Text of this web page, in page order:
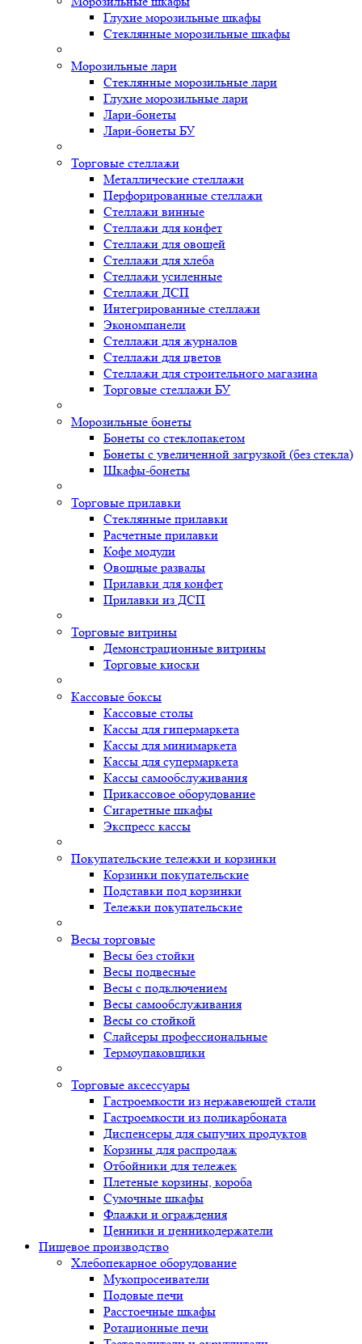
Глухие морозильные шкафы
Стеклянные морозильные шкафы
Морозильные лари
Стеклянные морозильные лари
Глухие морозильные лари
Лари-бонеты
Лари-бонеты БУ
Торговые стеллажи
Металлические стеллажи
Перфорированные стеллажи
Стеллажи винные
Стеллажи для конфет
Стеллажи для овощей
Стеллажи для хлеба
Стеллажи усиленные
Стеллажи ДСП
Интегрированные стеллажи
Экономпанели
Стеллажи для журналов
Стеллажи для цветов
Стеллажи для строительного магазина
Торговые стеллажи БУ
Морозильные бонеты
Бонеты со стеклопакетом
Бонеты с увеличенной загрузкой (без стекла)
Шкафы-бонеты
Торговые прилавки
Стеклянные прилавки
Расчетные прилавки
Кофе модули
Овощные развалы
Прилавки для конфет
Прилавки из ДСП
Торговые витрины
Демонстрационные витрины
Торговые киоски
Кассовые боксы
Кассовые столы
Кассы для гипермаркета
Кассы для минимаркета
Кассы для супермаркета
Кассы самообслуживания
Прикассовое оборудование
Сигаретные шкафы
Экспресс кассы
Покупательские тележки и корзинки
Корзинки покупательские
Подставки под корзинки
Тележки покупательские
Весы торговые
Весы без стойки
Весы подвесные
Весы с подключением
Весы самообслуживания
Весы со стойкой
Слайсеры профессиональные
Термоупаковщики
Торговые аксессуары
Гастроемкости из нержавеющей стали
Гастроемкости из поликарбоната
Диспенсеры для сыпучих продуктов
Корзины для распродаж
Отбойники для тележек
Плетеные корзины, короба
Сумочные шкафы
Флажки и ограждения
Ценники и ценникодержатели
Пищевое производство
Хлебопекарное оборудование
Мукопросеиватели
Подовые печи
Расстоечные шкафы
Ротационные печи